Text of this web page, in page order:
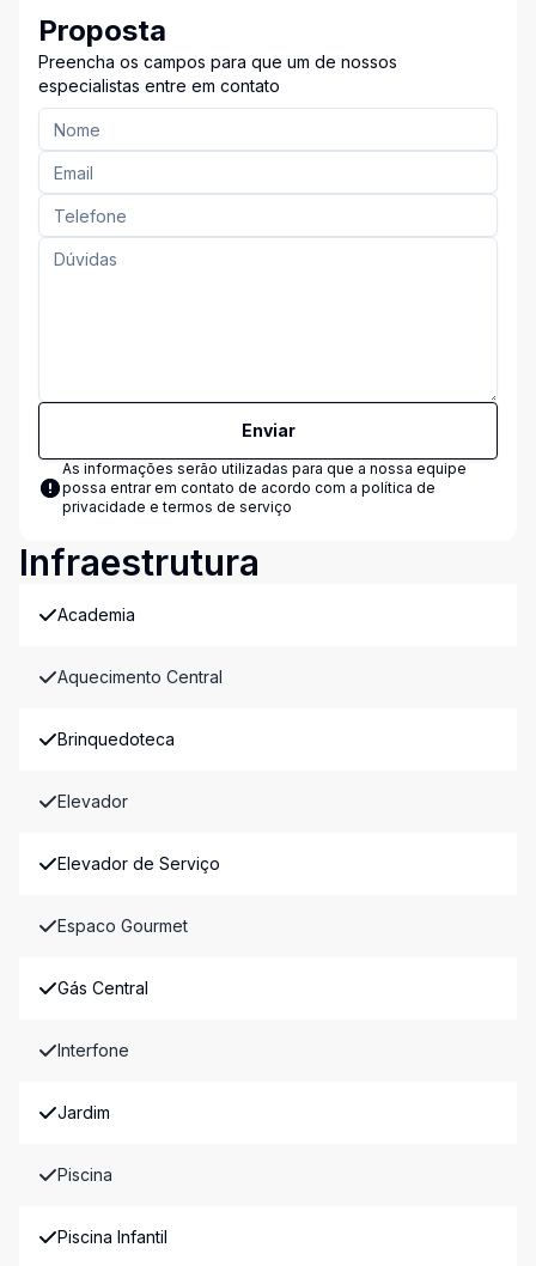
Proposta
Preencha os campos para que um de nossos
especialistas entre em contato
Enviar
As informações serão utilizadas para que a nossa equipe
possa entrar em contato de acordo com a política de
privacidade e termos de serviço
Infraestrutura
Academia
Aquecimento Central
Brinquedoteca
Elevador
Elevador de Serviço
Espaco Gourmet
Gás Central
Interfone
Jardim
Piscina
Piscina Infantil